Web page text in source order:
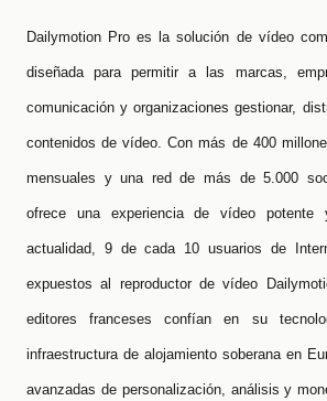
Dailymotion Pro es la solución de vídeo
diseñada para permitir a las marcas,
comunicación y organizaciones gestionar,
contenidos de vídeo. Con más de 400
mensuales y una red de más de 5.000
ofrece una experiencia de vídeo
actualidad, 9 de cada 10 usuarios de
expuestos al reproductor de vídeo
editores franceses confían en su
infraestructura de alojamiento soberana en
avanzadas de personalización, análisis y